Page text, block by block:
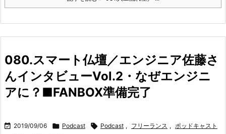
080.スマート仏壇／エンジニア佐藤さ
んインタビューVol.2・なぜエンジニ
アに？■FANBOX準備完了
 2019/09/06  Podcast  Podcast , フリーランス , ポッドキャスト